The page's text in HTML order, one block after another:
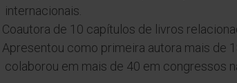
internacionais.
Coautora de 10 capítulos de livros
Apresentou como primeira autora mais de
colaborou em mais de 40 em congressos